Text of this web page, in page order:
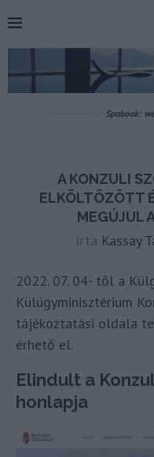
Spabook:
A KONZULI
ELKÖLTÖZÖTT
MEGÚJUL
írta Kassay
2022. 07. 04- től a
Külügyminisztérium
tájékoztatási oldala
érhető el.
Elindult a
honlapja